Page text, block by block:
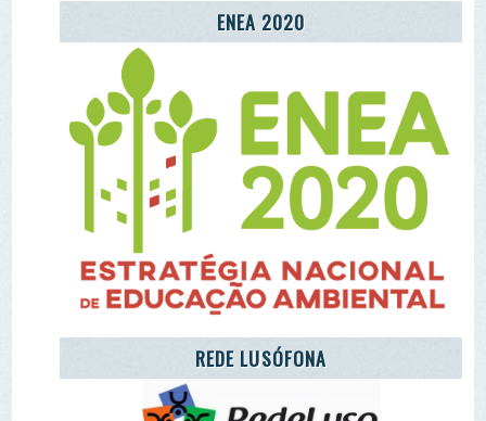
CENTRO COMUNITÁRIO DE EDUCAÇÃO
AMBIENTAL DA ALDEIA DE MÓS
LET'S TAKE CARE OF THE PLANET